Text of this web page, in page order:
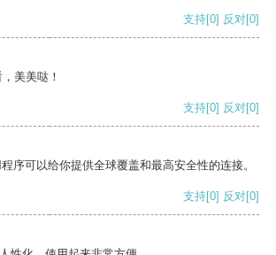
支持[0] 反对[0]
美美哒！
支持[0] 反对[0]
序可以给你提供全球覆盖和最高安全性的连接。
支持[0] 反对[0]